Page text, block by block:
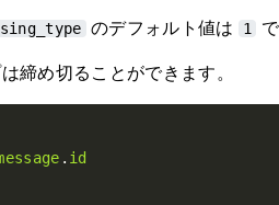
のデフォルト値は 1
締め切ることができます。
. id